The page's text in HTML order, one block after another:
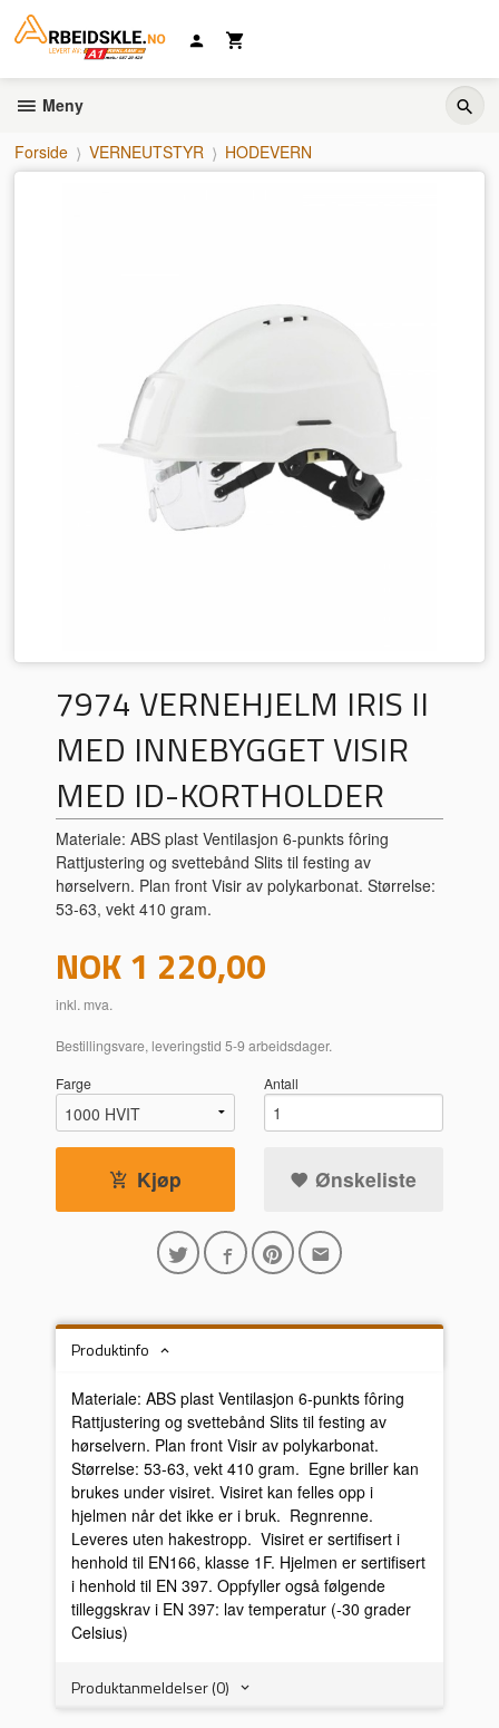
innholdet
Meny
Forside VERNEUTSTYR HODEVERN
7974 VERNEHJELM IRIS II
MED INNEBYGGET VISIR
MED ID-KORTHOLDER
Materiale: ABS plast Ventilasjon 6-punkts fôring
Rattjustering og svettebånd Slits til festing av
hørselvern. Plan front Visir av polykarbonat. Størrelse:
53-63, vekt 410 gram.
Pris
NOK1 220,00
inkl. mva.
Bestillingsvare, leveringstid 5-9 arbeidsdager.
Farge Antall
Kjøp Ønskeliste
Produktinfo
Materiale: ABS plast Ventilasjon 6-punkts fôring
Rattjustering og svettebånd Slits til festing av
hørselvern. Plan front Visir av polykarbonat.
Størrelse: 53-63, vekt 410 gram. Egne briller kan
brukes under visiret. Visiret kan felles opp i
hjelmen når det ikke er i bruk. Regnrenne.
Leveres uten hakestropp. Visiret er sertifisert i
henhold til EN166, klasse 1F. Hjelmen er sertifisert
i henhold til EN 397. Oppfyller også følgende
tilleggskrav i EN 397: lav temperatur (-30 grader
Celsius)
Produktanmeldelser (0)